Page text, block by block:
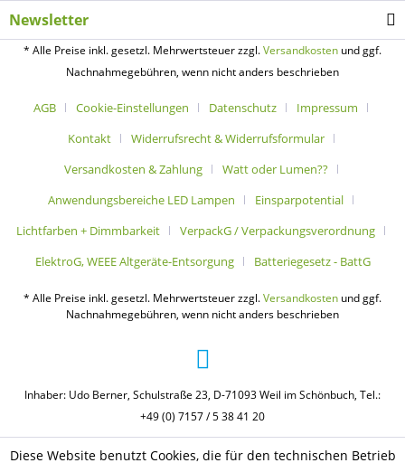
Newsletter
* Alle Preise inkl. gesetzl. Mehrwertsteuer zzgl.Versandkosten und ggf.
Nachnahmegebühren, wenn nicht anders beschrieben
AGB Cookie-Einstellungen Datenschutz
Impressum
Kontakt
Widerrufsrecht & Widerrufsformular
Versandkosten & Zahlung
Watt oder Lumen??
Anwendungsbereiche LED Lampen
Einsparpotential
Lichtfarben + Dimmbarkeit
VerpackG / Verpackungsverordnung
ElektroG, WEEE Altgeräte-Entsorgung
Batteriegesetz - BattG
* Alle Preise inkl. gesetzl. Mehrwertsteuer zzgl.Versandkosten und ggf.
Nachnahmegebühren, wenn nicht anders beschrieben
Inhaber: Udo Berner, Schulstraße 23, D-71093 Weil im Schönbuch, Tel.:
+49 (0) 7157 / 5 38 41 20
Diese Website benutzt Cookies, die für den technischen Betrieb